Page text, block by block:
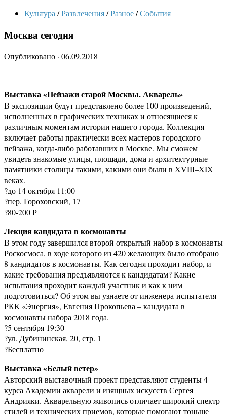
Культура /Развлечения/Разное/События
Москва сегодня
Опубликовано · 06.09.2018
Выставка «Пейзажи старой Москвы. Акварель»
В экспозиции будут представлено более 100 произведений,
исполненных в графических техниках и относящиеся к
различным моментам истории нашего города. Коллекция
включает работы практически всех мастеров городского
пейзажа, когда-либо работавших в Москве. Мы сможем
увидеть знакомые улицы, площади, дома и архитектурные
памятники столицы такими, какими они были в XVIII–XIX
веках.
?до 14 октября 11:00
?пер. Гороховский, 17
?80-200 Р
Лекция кандидата в космонавты
В этом году завершился второй открытый набор в космонавты
Роскосмоса, в ходе которого из 420 желающих было отобрано
8 кандидатов в космонавты. Как сегодня проходит набор, и
какие требования предъявляются к кандидатам? Какие
испытания проходит каждый участник и как к ним
подготовиться? Об этом вы узнаете от инженера-испытателя
РКК «Энергия», Евгения Прокопьева – кандидата в
космонавты набора 2018 года.
?5 сентября 19:30
?ул. Дубининская, 20, стр. 1
?Бесплатно
Выставка «Белый ветер»
Авторский выставочный проект представляют студенты 4
курса Академии акварели и изящных искусств Сергея
Андрияки. Акварельную живопись отличает широкий спектр
стилей и технических приемов, которые помогают тоньше